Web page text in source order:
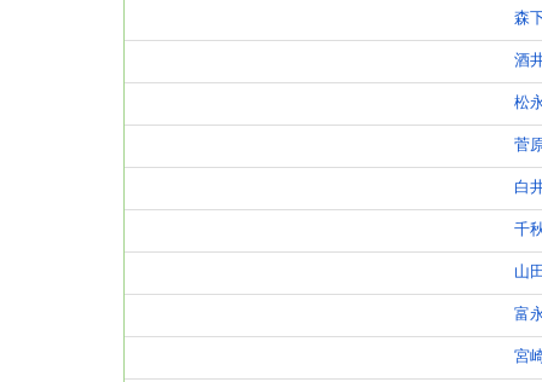
森
酒
松
菅
白
千
山
富
宮